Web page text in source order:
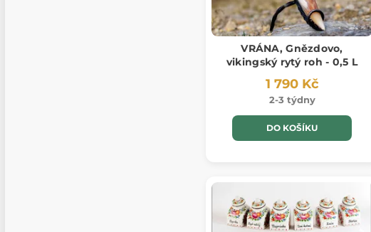
VRÁNA, Gnězdovo,
vikingský rytý roh - 0,5 L
1 790 Kč
2-3 týdny
DO KOŠÍKU